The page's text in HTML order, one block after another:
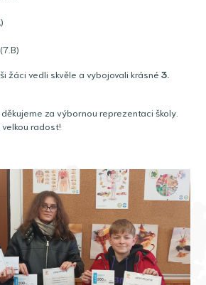
žáci vedli skvěle a vybojovali krásné 3.
za výbornou reprezentaci školy.
radost!